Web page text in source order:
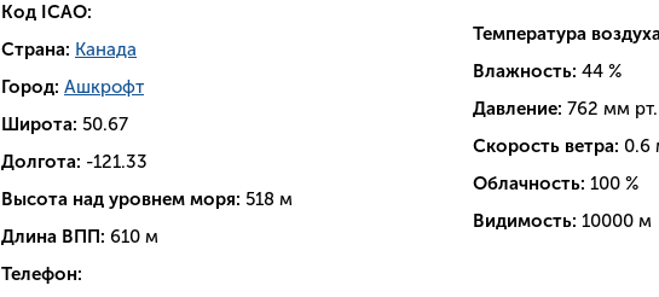
Код ICAO:
Страна: Канада
Город: Ашкрофт
Широта: 50.67
Долгота: -121.33
Высота над уровнем моря: 518 м
Длина ВПП: 610 м
Телефон:
Температура
Влажность: 44 %
Давление: 762 мм рт.
Скорость ветра: 0.6
Облачность: 100 %
Видимость: 10000 м